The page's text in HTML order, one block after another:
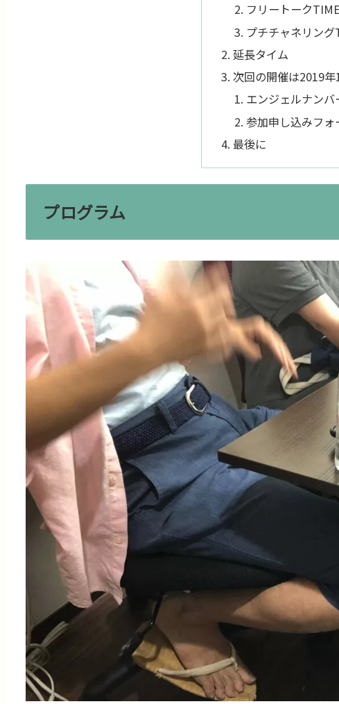
フリートークTIME
プチチャネリング
延長タイム
次回の開催は2019年
エンジェルナンバ
参加申し込みフォ
最後に
プログラム